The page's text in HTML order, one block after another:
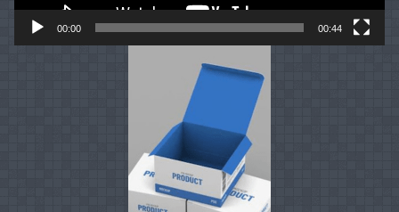
00:00 00:44